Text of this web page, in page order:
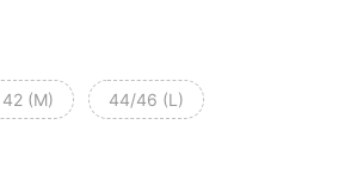
42 (M) 44/46 (L)